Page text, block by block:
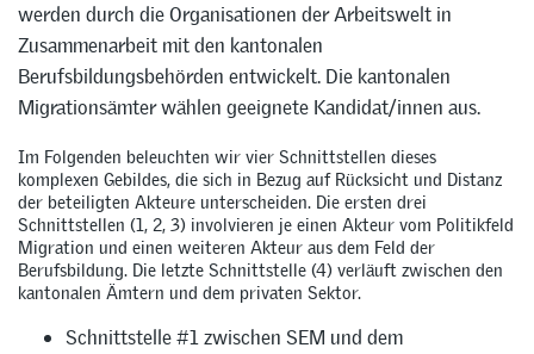
werden durch die Organisationen der Arbeitswelt in
Zusammenarbeit mit den kantonalen
Berufsbildungsbehörden entwickelt. Die kantonalen
Migrationsämter wählen geeignete Kandidat/innen aus.
Im Folgenden beleuchten wir vier Schnittstellen dieses
komplexen Gebildes, die sich in Bezug auf Rücksicht und Distanz
der beteiligten Akteure unterscheiden. Die ersten drei
Schnittstellen (1, 2, 3) involvieren je einen Akteur vom Politikfeld
Migration und einen weiteren Akteur aus dem Feld der
Berufsbildung. Die letzte Schnittstelle (4) verläuft zwischen den
kantonalen Ämtern und dem privaten Sektor.
Schnittstelle #1 zwischen SEM und dem